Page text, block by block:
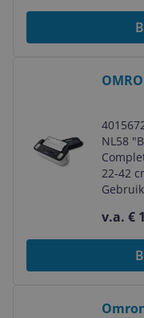
NL58
22-42
v.a. €